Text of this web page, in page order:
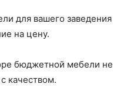
для вашего заведения
на цену.
бюджетной мебели не
качеством.